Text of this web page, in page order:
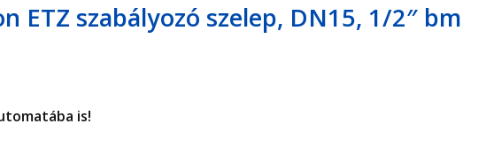
ETZ szabályozó szelep, DN15, 1/2″ bm
is!